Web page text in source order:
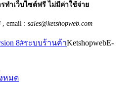
ทำเว็บไซต์ฟรี ไม่มีค่าใช้จ่าย
, email : sales@ketshopweb.com
8#ระบบร้านค้าKetshopwebE-
หมด